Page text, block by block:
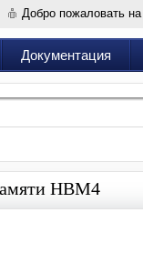
Добро пожаловать на
Документация
HBM4